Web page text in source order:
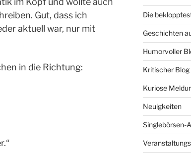
Gut, dass ich
aktuell war, nur mit
in die Richtung:
Die
Geschichten
Humorvoller
Kritischer Blog
Kuriose
Neuigkeiten
Singlebörsen-